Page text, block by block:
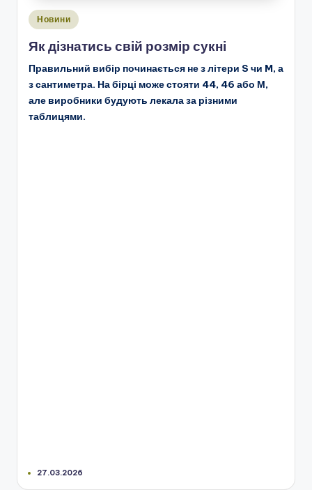
Опубліковано
Новини
Як дізнатись свій розмір сукні
Правильний вибір починається не з літери S чи M, а
з сантиметра. На бірці може стояти 44, 46 або М,
але виробники будують лекала за різними
таблицями.
27.03.2026